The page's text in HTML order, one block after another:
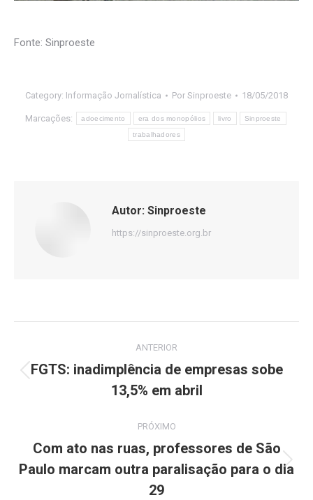
Fonte: Sinproeste
Category: Informação Jornalística Por Sinproeste 18/05/2018
Marcações: adoecimento era dos monopólios livro Sinproeste
trabalhadores
Autor: Sinproeste
https://sinproeste.org.br
de
ANTERIOR
Post
anterior:
FGTS: inadimplência de empresas sobe
13,5% em abril
PRÓXIMO
Próximo
post:
Com ato nas ruas, professores de São
Paulo marcam outra paralisação para o dia
29